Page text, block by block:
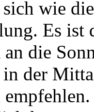
wie
Es
die
in der